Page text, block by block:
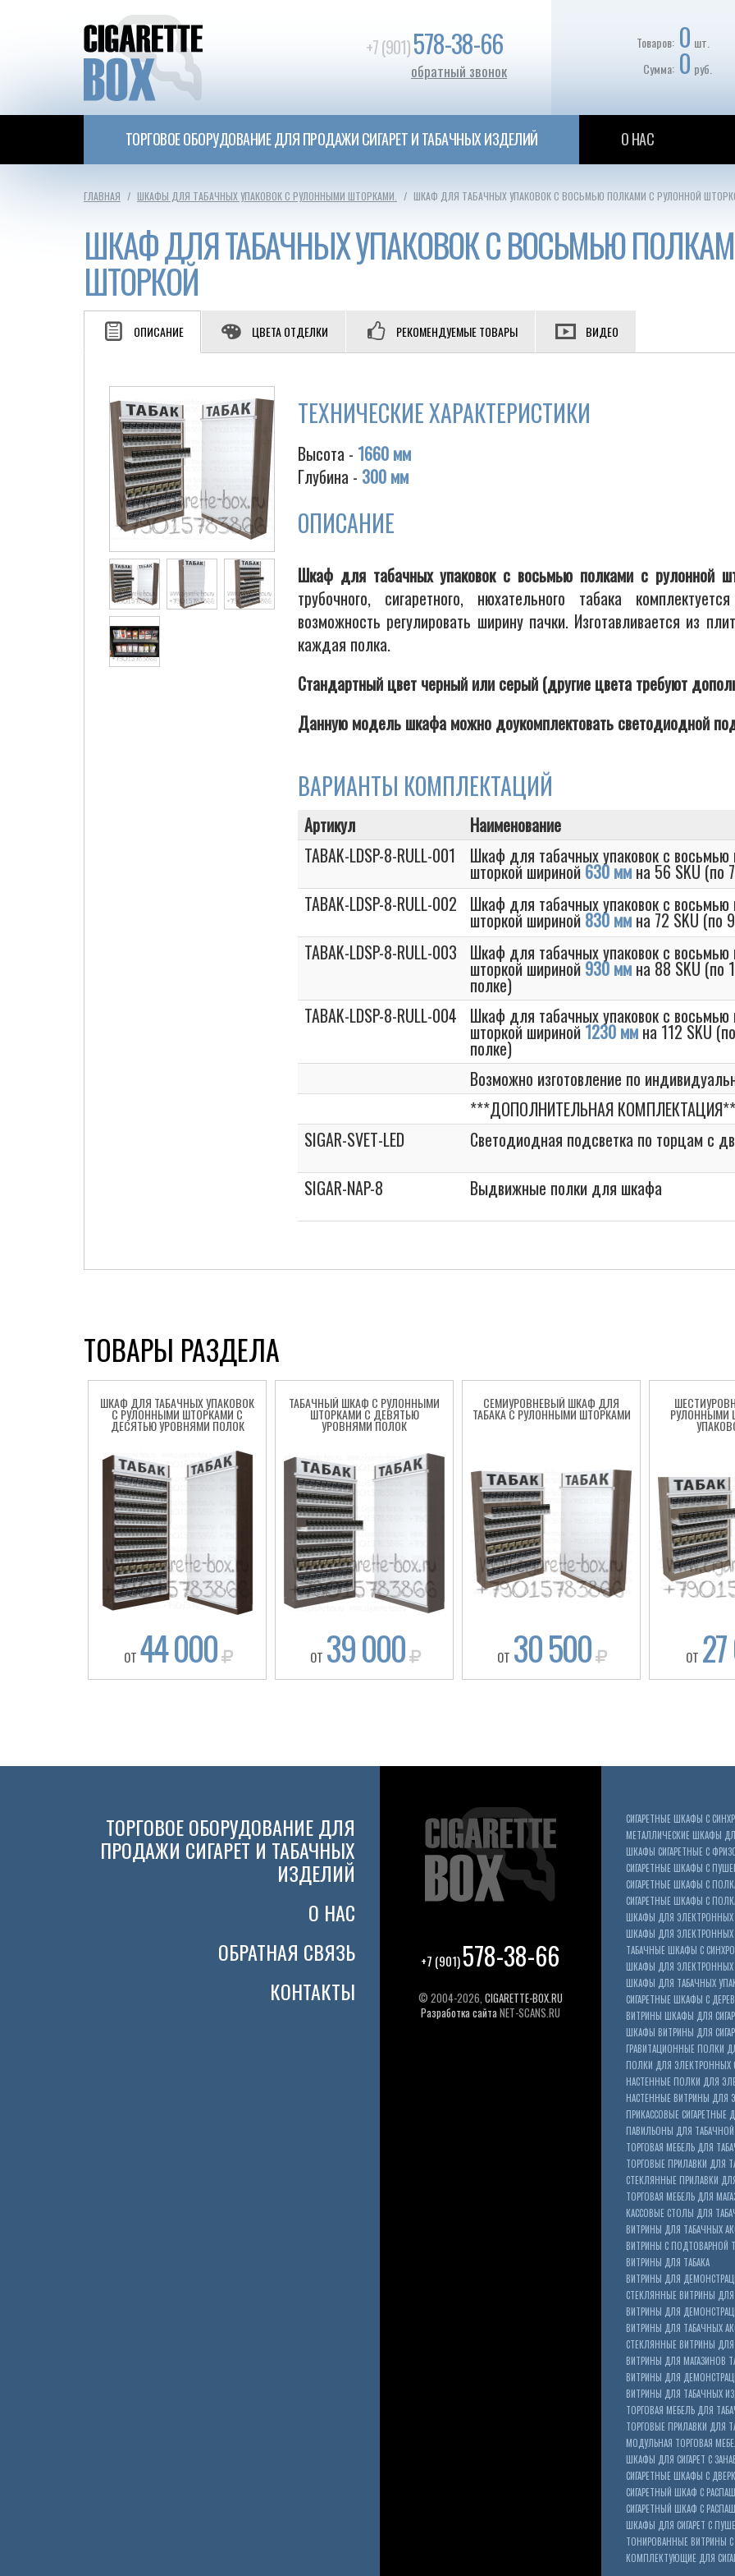
+7 (901)578-38-66
обратный звонок
Товаров: 0 шт.
Сумма: 0 руб.
ТОРГОВОЕ ОБОРУДОВАНИЕ ДЛЯ ПРОДАЖИ СИГАРЕТ И ТАБАЧНЫХ ИЗДЕЛИЙ О НАС
ГЛАВНАЯ ШКАФЫ ДЛЯ ТАБАЧНЫХ УПАКОВОК С РУЛОННЫМИ ШТОРКАМИ. ШКАФ ДЛЯ ТАБАЧНЫХ УПАКОВОК С ВОСЬМЬЮ ПОЛКАМИ С РУЛОННОЙ
ШКАФ ДЛЯ ТАБАЧНЫХ УПАКОВОК С ВОСЬМЬЮ
ШТОРКОЙ
ОПИСАНИЕ ЦВЕТА ОТДЕЛКИ РЕКОМЕНДУЕМЫЕ ТОВАРЫ ВИДЕО
ТЕХНИЧЕСКИЕ ХАРАКТЕРИСТИКИ
Высота - 1660 мм
Глубина - 300 мм
ОПИСАНИЕ
Шкаф для табачных упаковок с восьмью полками с рулонной
трубочного, сигаретного, нюхательного табака
возможность регулировать ширину пачки. Изготавливается
каждая полка.
Стандартный цвет черный или серый (другие цвета требуют
Данную модель шкафа можно доукомплектовать светодиодной
ВАРИАНТЫ КОМПЛЕКТАЦИЙ
Артикул Наименование
TABAK-LDSP-8-RULL-001
Шкаф для табачных упаковок с восьмью
шторкой шириной 630 мм на 56 SKU (по
TABAK-LDSP-8-RULL-002 Шкаф для табачных упаковок с восьмью
шторкой шириной 830 мм на 72 SKU (по
TABAK-LDSP-8-RULL-003 Шкаф для табачных упаковок с восьмью
шторкой шириной 930 мм на 88 SKU (по
полке)
TABAK-LDSP-8-RULL-004 Шкаф для табачных упаковок с восьмью
шторкой шириной 1230 мм на 112 SKU
полке)
Возможно изготовление по
***ДОПОЛНИТЕЛЬНАЯ
SIGAR-SVET-LED
Светодиодная подсветка по торцам с
SIGAR-NAP-8
Выдвижные полки для шкафа
ТОВАРЫ РАЗДЕЛА
ШКАФ ДЛЯ ТАБАЧНЫХ УПАКОВОК
С РУЛОННЫМИ ШТОРКАМИ С
ДЕСЯТЬЮ УРОВНЯМИ ПОЛОК
ОТ 44 000
ТАБАЧНЫЙ ШКАФ С РУЛОННЫМИ
ШТОРКАМИ С ДЕВЯТЬЮ
УРОВНЯМИ ПОЛОК
ОТ 39 000
СЕМИУРОВНЕВЫЙ ШКАФ ДЛЯ
ТАБАКА С РУЛОННЫМИ ШТОРКАМИ
ОТ 30 500
РУЛОННЫМИ
ОТ
ТОРГОВОЕ ОБОРУДОВАНИЕ ДЛЯ
ПРОДАЖИ СИГАРЕТ И ТАБАЧНЫХ
ИЗДЕЛИЙ
О НАС
ОБРАТНАЯ СВЯЗЬ
КОНТАКТЫ
+7 (901)578-38-66
© 2004-2026, CIGARETTE-BOX.RU
Разработка сайтаNET-SCANS.RU
СИГАРЕТНЫЕ ШКАФЫ С
МЕТАЛЛИЧЕСКИЕ ШКАФЫ
ШКАФЫ СИГАРЕТНЫЕ С
СИГАРЕТНЫЕ ШКАФЫ С
СИГАРЕТНЫЕ ШКАФЫ С
СИГАРЕТНЫЕ ШКАФЫ С
ШКАФЫ ДЛЯ ЭЛЕКТРОННЫХ
ШКАФЫ ДЛЯ ЭЛЕКТРОННЫХ
ТАБАЧНЫЕ ШКАФЫ С
ШКАФЫ ДЛЯ ЭЛЕКТРОННЫХ
ШКАФЫ ДЛЯ ТАБАЧНЫХ
СИГАРЕТНЫЕ ШКАФЫ С
ВИТРИНЫ ШКАФЫ ДЛЯ
ШКАФЫ ВИТРИНЫ ДЛЯ
ГРАВИТАЦИОННЫЕ ПОЛКИ
ПОЛКИ ДЛЯ ЭЛЕКТРОННЫХ
НАСТЕННЫЕ ПОЛКИ ДЛЯ
НАСТЕННЫЕ ВИТРИНЫ ДЛЯ
ПРИКАССОВЫЕ СИГАРЕТНЫЕ
ПАВИЛЬОНЫ ДЛЯ
ТОРГОВАЯ МЕБЕЛЬ ДЛЯ
ТОРГОВЫЕ ПРИЛАВКИ ДЛЯ
СТЕКЛЯННЫЕ ПРИЛАВКИ
ТОРГОВАЯ МЕБЕЛЬ ДЛЯ
КАССОВЫЕ СТОЛЫ ДЛЯ
ВИТРИНЫ ДЛЯ ТАБАЧНЫХ
ВИТРИНЫ С ПОДТОВАРНОЙ
ВИТРИНЫ ДЛЯ ТАБАКА
ВИТРИНЫ ДЛЯ
СТЕКЛЯННЫЕ ВИТРИНЫ ДЛЯ
ВИТРИНЫ ДЛЯ
ВИТРИНЫ ДЛЯ ТАБАЧНЫХ
СТЕКЛЯННЫЕ ВИТРИНЫ ДЛЯ
ВИТРИНЫ ДЛЯ МАГАЗИНОВ
ВИТРИНЫ ДЛЯ
ВИТРИНЫ ДЛЯ ТАБАЧНЫХ
ТОРГОВАЯ МЕБЕЛЬ ДЛЯ
ТОРГОВЫЕ ПРИЛАВКИ ДЛЯ
МОДУЛЬНАЯ ТОРГОВАЯ
ШКАФЫ ДЛЯ СИГАРЕТ С
СИГАРЕТНЫЕ ШКАФЫ С
СИГАРЕТНЫЙ ШКАФ С
СИГАРЕТНЫЙ ШКАФ С
ШКАФЫ ДЛЯ СИГАРЕТ С
ТОНИРОВАННЫЕ ВИТРИНЫ
КОМПЛЕКТУЮЩИЕ ДЛЯ